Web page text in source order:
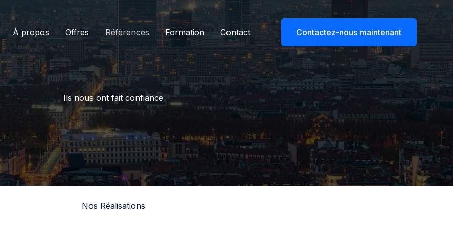
À propos Offres Références Formation Contact Contactez-nous maintenant
Ils nous ont fait confiance
Nos Réalisations